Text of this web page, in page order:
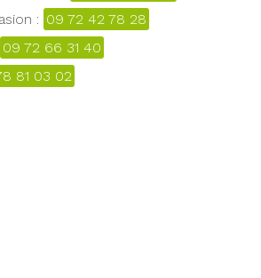
: 09 72 42 78 28
09 72 66 31 40
81 03 02